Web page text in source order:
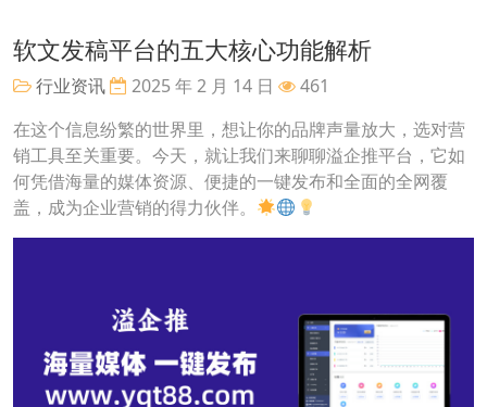
软文发稿平台的五大核心功能解析
行业资讯 2025 年 2 月 14 日
461
在这个信息纷繁的世界里，想让你的品牌声量放大，选对营
销工具至关重要。今天，就让我们来聊聊溢企推平台，它如
何凭借海量的媒体资源、便捷的一键发布和全面的全网覆
盖，成为企业营销的得力伙伴。